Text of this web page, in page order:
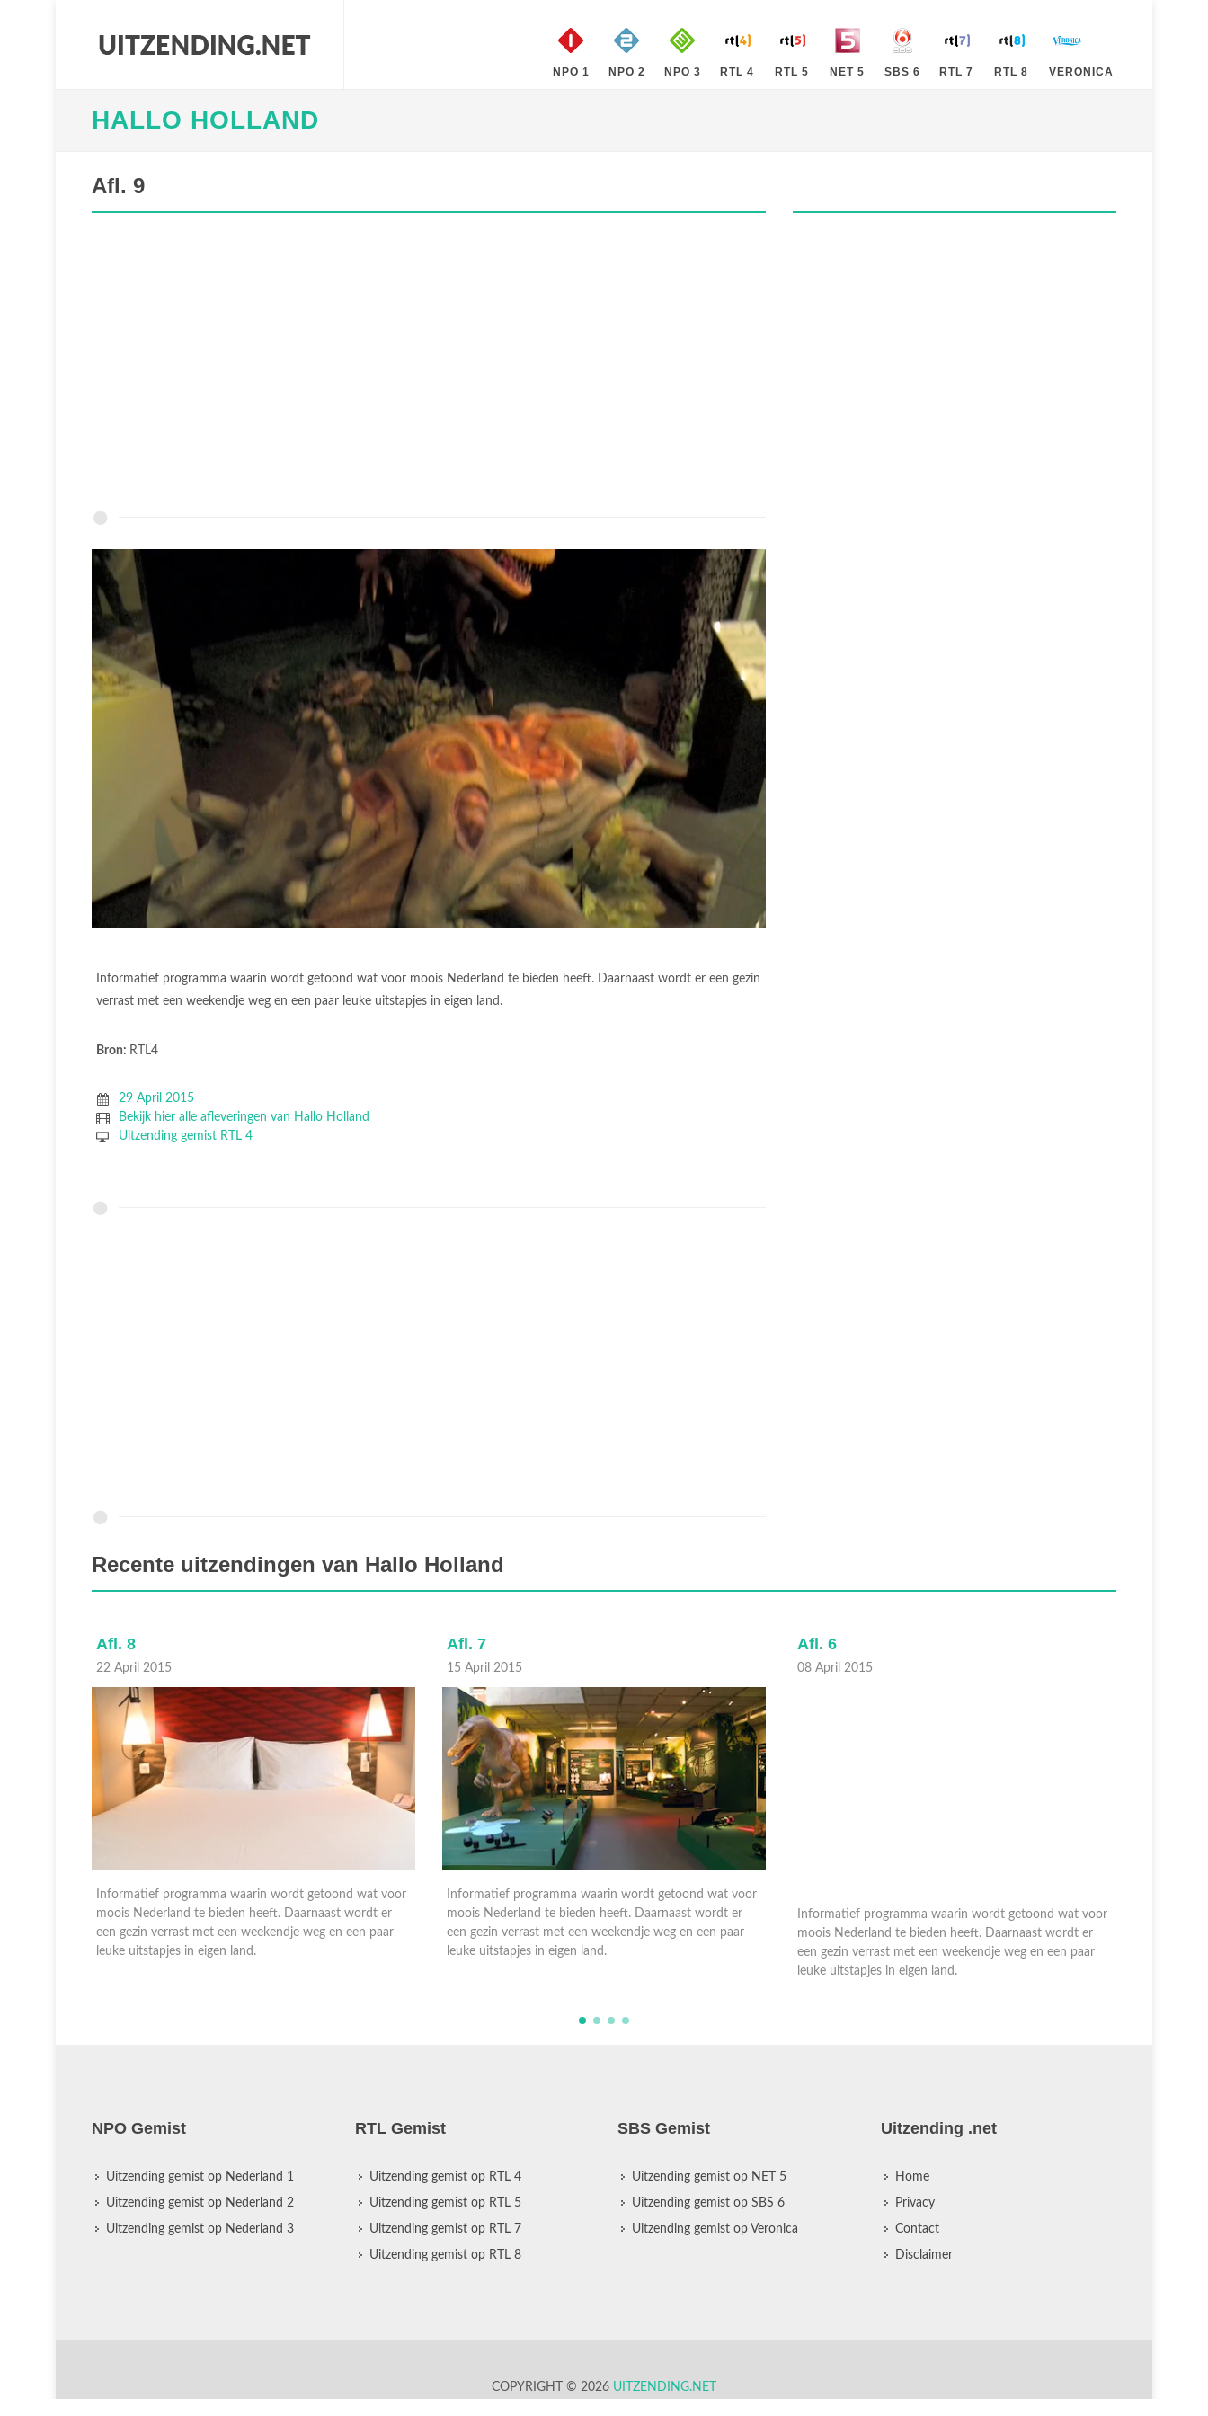
NPO 1 NPO 2 NPO 3 RTL 4 RTL 5 NET 5 SBS 6 RTL 7 RTL 8 VERONICA
HALLO HOLLAND
Afl. 9
Informatief programma waarin wordt getoond wat voor moois Nederland te bieden heeft. Daarnaast wordt er een gezin
verrast met een weekendje weg en een paar leuke uitstapjes in eigen land.
Bron: RTL4
29 April 2015
Bekijk hier alle afleveringen van Hallo Holland
Uitzending gemist RTL 4
Recente uitzendingen van Hallo Holland
Afl. 8
22 April 2015
Informatief programma waarin wordt getoond wat voor
moois Nederland te bieden heeft. Daarnaast wordt er
een gezin verrast met een weekendje weg en een paar
leuke uitstapjes in eigen land.
Afl. 7
15 April 2015
Informatief programma waarin wordt getoond wat voor
moois Nederland te bieden heeft. Daarnaast wordt er
een gezin verrast met een weekendje weg en een paar
leuke uitstapjes in eigen land.
Afl. 6
08 April 2015
moois Nederland te bieden heeft. Daarnaast wordt er
een gezin verrast met een weekendje weg en een paar
leuke uitstapjes in eigen land.
NPO Gemist
Uitzending gemist op Nederland 1
Uitzending gemist op Nederland 2
Uitzending gemist op Nederland 3
RTL Gemist
Uitzending gemist op RTL 4
Uitzending gemist op RTL 5
Uitzending gemist op RTL 7
Uitzending gemist op RTL 8
SBS Gemist
Uitzending gemist op NET 5
Uitzending gemist op SBS 6
Uitzending gemist op Veronica
Uitzending .net
Home
Privacy
Contact
Disclaimer
COPYRIGHT © 2026 UITZENDING.NET